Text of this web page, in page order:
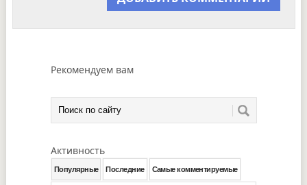
Рекомендуем вам
Активность
Популярные Последние Самые комментируемые